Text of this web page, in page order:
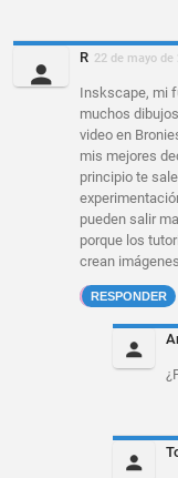
R 22 de mayo de
Inskscape, mi
muchos
video en
mis mejores
principio te
pueden salir
porque los
crean
RESPONDER